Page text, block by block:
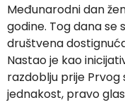
Međunarodni dan
godine. Tog dana se
društvena
Nastao je kao
razdoblju prije
jednakost, pravo